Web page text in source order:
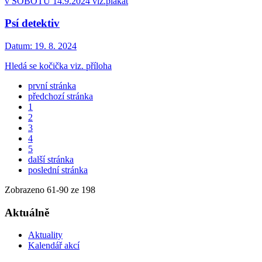
Psí detektiv
Datum: 19. 8. 2024
Hledá se kočička viz. příloha
první stránka
předchozí stránka
1
2
3
4
5
další stránka
poslední stránka
Zobrazeno 61-90 ze 198
Aktuálně
Aktuality
Kalendář akcí